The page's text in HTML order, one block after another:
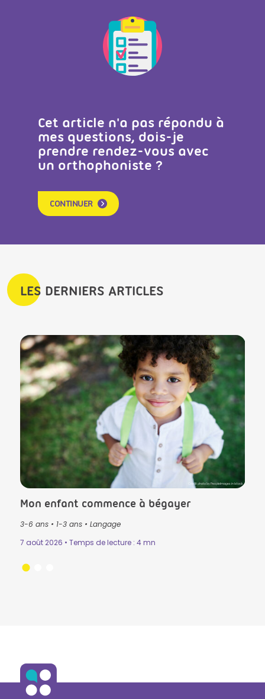
Cet article n'a pas répondu à
mes questions, dois-je
prendre rendez-vous avec
un orthophoniste ?
CONTINUER
LES DERNIERS ARTICLES
Crédit photo by PeopleImages in Istock
Mon enfant commence à bégayer
3-6 ans• 1-3 ans• Langage
7 août 2026 • Temps de lecture : 4 mn